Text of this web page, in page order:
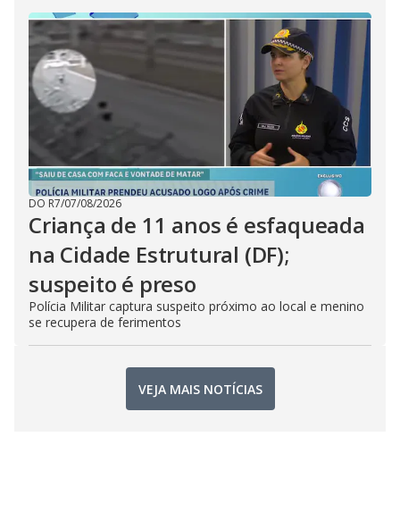
DO R7/07/08/2026
Criança de 11 anos é esfaqueada
na Cidade Estrutural (DF);
suspeito é preso
Polícia Militar captura suspeito próximo ao local e menino
se recupera de ferimentos
VEJA MAIS NOTÍCIAS